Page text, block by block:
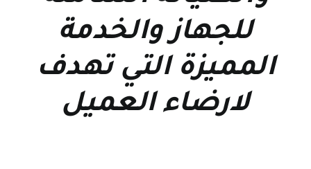
للجهاز والخدمة
المميزة التي تهدف
لارضاء العميل